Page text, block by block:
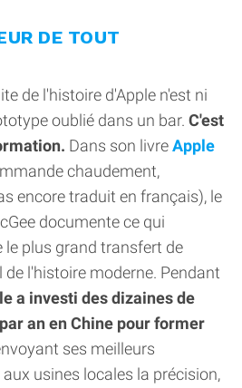
DE TOUT
de l'histoire d'Apple n'est ni
oublié dans un bar. C'est
Dans son livreApple
chaudement,
encore traduit en français), le
documente ce qui
plus grand transfert de
l'histoire moderne. Pendant
a investi des dizaines de
an en Chine pour former
ses meilleurs
usines locales la précision,